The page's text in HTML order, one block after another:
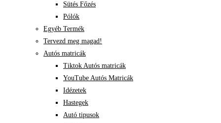
Sütés Főzés
Pólók
Egyéb Termék
Tervezd meg magad!
Autós matricák
Tiktok Autós matricák
YouTube Autós Matricák
Idézetek
Hastegek
Autó tipusok